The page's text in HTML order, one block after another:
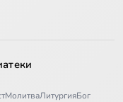
МолитваЛитургияБог